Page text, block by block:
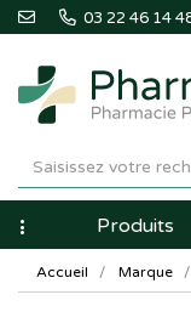
03 22 46 14
Paque
Amiens
NavigationProduits
Accueil Marque